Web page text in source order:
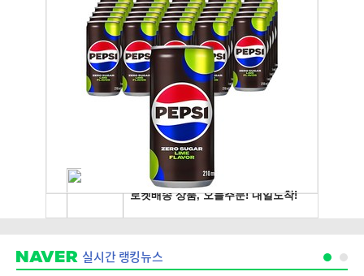
실시간 랭킹뉴스